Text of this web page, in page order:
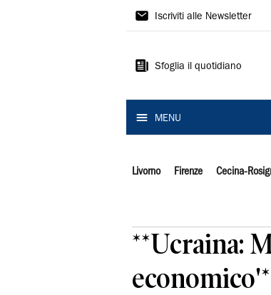
Il
Iscriviti alle Newsletter
Sfoglia il quotidiano
MENU
Livorno Firenze Cecina-
**Ucraina: